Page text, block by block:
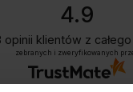
4.9
opinii klientów z
zebranych i zweryfikowanych